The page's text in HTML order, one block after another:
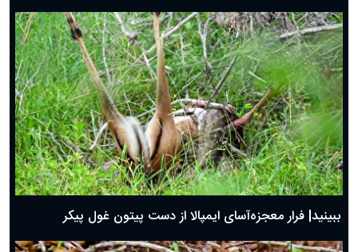
ببینید| فرار معجزه‌آسای ایمپالا از دست پیتون غول پیکر